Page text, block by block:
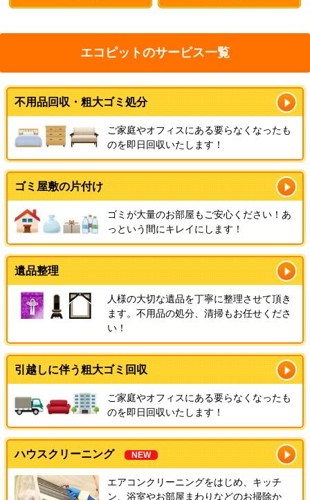
エコピットのサービス一覧
不用品回収・粗大ゴミ処分
ご家庭やオフィスにある要らなくなったも
のを即日回収いたします！
ゴミ屋敷の片付け
ゴミが大量のお部屋もご安心ください！あ
っという間にキレイにします！
遺品整理
人様の大切な遺品を丁寧に整理させて頂き
ます。不用品の処分、清掃もお任せくださ
い！
引越しに伴う粗大ゴミ回収
ご家庭やオフィスにある要らなくなったも
のを即日回収いたします！
ハウスクリーニング NEW
エアコンクリーニングをはじめ、キッチ
ン、浴室やお部屋まわりなどのお掃除か